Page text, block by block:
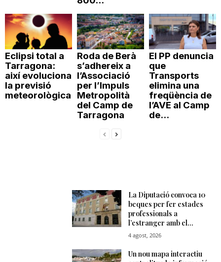
Eclipsi total a
Tarragona:
així evoluciona
la previsió
meteorològica
Roda de Berà
s’adhereix a
l’Associació
per l’Impuls
Metropolità
del Camp de
Tarragona
El PP denuncia
que
Transports
elimina una
freqüència de
l’AVE al Camp
de...